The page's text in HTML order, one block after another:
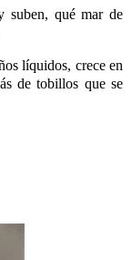
suben, qué mar de
líquidos, crece en
de tobillos que se